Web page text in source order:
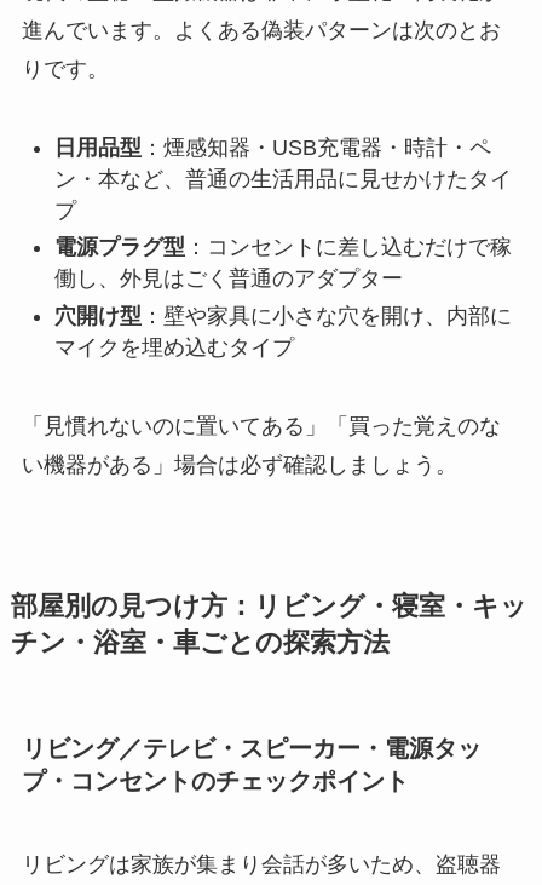
進んでいます。よくある偽装パターンは次のとお
りです。
日用品型 ：煙感知器・USB充電器・時計・ペ
ン・本など、普通の生活用品に見せかけたタイ
プ
電源プラグ型 ：コンセントに差し込むだけで稼
働し、外見はごく普通のアダプター
穴開け型 ：壁や家具に小さな穴を開け、内部に
マイクを埋め込むタイプ
「見慣れないのに置いてある」「買った覚えのな
い機器がある」場合は必ず確認しましょう。
部屋別の見つけ方：リビング・寝室・キッ
チン・浴室・車ごとの探索方法
リビング／テレビ・スピーカー・電源タッ
プ・コンセントのチェックポイント
リビングは家族が集まり会話が多いため、盗聴器